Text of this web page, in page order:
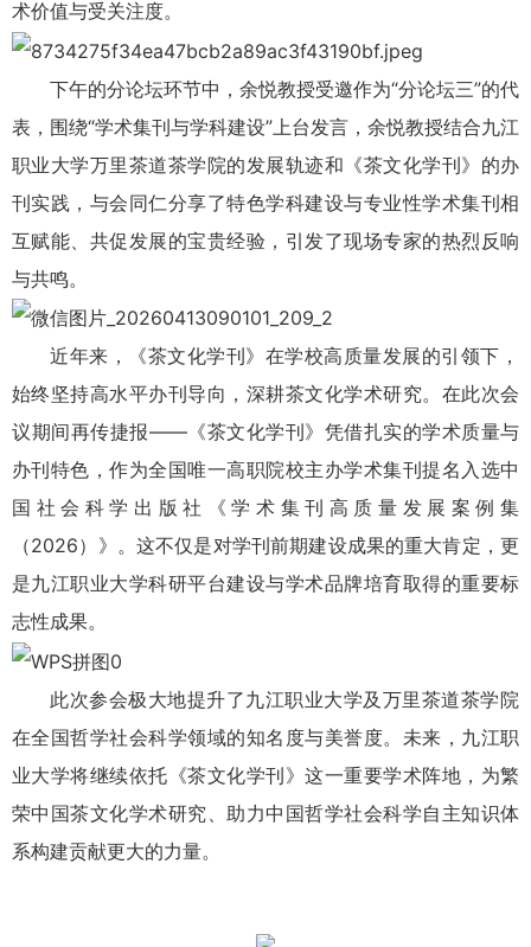
术价值与受关注度。
下午的分论坛环节中，余悦教授受邀作为“分论坛三”的代
表，围绕“学术集刊与学科建设”上台发言，余悦教授结合九江
职业大学万里茶道茶学院的发展轨迹和《茶文化学刊》的办
刊实践，与会同仁分享了特色学科建设与专业性学术集刊相
互赋能、共促发展的宝贵经验，引发了现场专家的热烈反响
与共鸣。
近年来，《茶文化学刊》在学校高质量发展的引领下，
始终坚持高水平办刊导向，深耕茶文化学术研究。在此次会
议期间再传捷报——《茶文化学刊》凭借扎实的学术质量与
办刊特色，作为全国唯一高职院校主办学术集刊提名入选中
国社会科学出版社《学术集刊高质量发展案例集
（2026）》。这不仅是对学刊前期建设成果的重大肯定，更
是九江职业大学科研平台建设与学术品牌培育取得的重要标
志性成果。
此次参会极大地提升了九江职业大学及万里茶道茶学院
在全国哲学社会科学领域的知名度与美誉度。未来，九江职
业大学将继续依托《茶文化学刊》这一重要学术阵地，为繁
荣中国茶文化学术研究、助力中国哲学社会科学自主知识体
系构建贡献更大的力量。